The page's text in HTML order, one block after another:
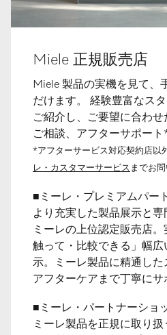
Miele 正規販売店
Miele 製品の実機を見て、
だけます。 経験豊富なス
ご紹介し、ご要望に合わ
ご相談、アフターサポート
*アフターサービス対応契約店以
レ・カスタマーサービス までお
■ミーレ・プレミアムパー
より充実した製品展示と専
ミーレの上位認定販売店。
触って・比較できる」幅
示。ミーレ製品に精通し
アフターケアまで丁寧にサ
■ミーレ・パートナーショ
ミーレ製品を正規に取り